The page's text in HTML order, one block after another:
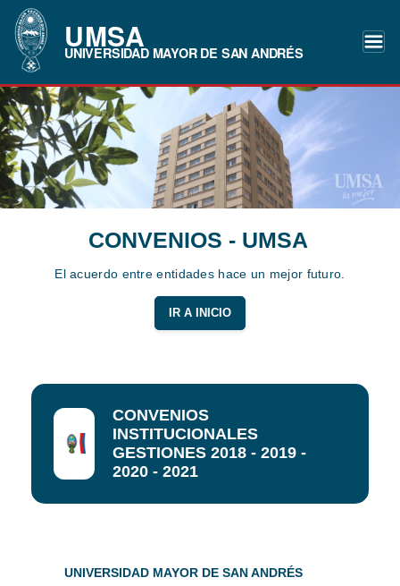
UMSA
UNIVERSIDAD MAYOR DE SAN ANDRÉS
CONVENIOS - UMSA
El acuerdo entre entidades hace un mejor futuro.
IR A INICIO
CONVENIOS
INSTITUCIONALES
GESTIONES 2018 - 2019 -
2020 - 2021
UNIVERSIDAD MAYOR DE SAN ANDRÉS